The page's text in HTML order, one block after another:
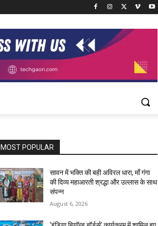
MOST POPULAR
सावन में भक्ति की बही अविरल धारा, माँ गंगा
की दिव्य महाआरती श्रद्धा और उल्लास के साथ
संपन्न
August 6, 2026